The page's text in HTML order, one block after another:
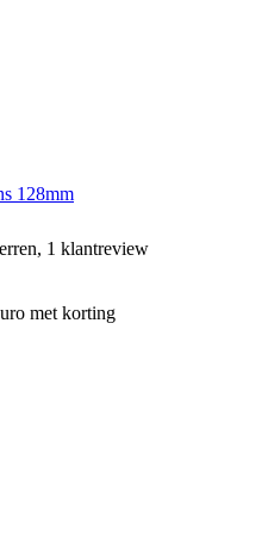
128mm
1 klantreview
met korting